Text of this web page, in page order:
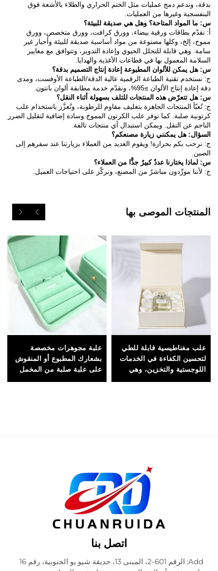
بدقة، وندعم دمج عمليات مثل الختم الحراري والطلاء بالأشعة فوق
البنفسجية وغيرها من العمليات.
س: ما المواد المتاحة؟ وهل هي صديقة للبيئة؟
أ: نقدّم بطاقات ورقية بيضاء، وورق كرافت، وورق متخصص، وورق
مموج، إلخ، وكلها مصنوعة من مواد أساسية صديقة للبيئة وأحبار غير
سامة. وهي قابلة للتحلل الحيوي وإعادة التدوير، وتتوافق مع معايير
السلامة المعمول بها في قطاعات الأغذية والهدايا.
س: هل يمكن للألوان المطبوعة إعادة إنتاج التصميم بدقة؟
ج: نستخدم تقنية الطباعة الرقمية عالية الدقة/الطباعة الأوفست، ومدى
دقة إعادة إنتاج الألوان ≥95%، ونقدّم خدمة مطابقة ألوان بانتون.
س: هل تتعرّض هذه المنتجات للتلف بسهولة أثناء النقل؟
ج: تُعبّأ المنتجات الجاهزة بتغليف مقاوم للرطوبة، وتُعزَّز باستخدام علب
كرتونية صلبة. كما توفر علب الكرتون المموج وسادة إضافية لتقليل الضرر
الناجم عن النقل. ويمكن استبدال أي منتجات تالفة.
السؤال: هل يمكنني زيارة مصنعكم؟
ج: نرحب بكم بحرارة! ويقوم العديد من العملاء بزيارتنا عند سفرهم إلى
الصين.
س: لماذا يختارنا عددٌ كبيرٌ جدًّا من العملاء؟
ج: لأننا مورِّدون مباشرٌ من المصنع، ونركّز على احتياجات العميل.
المنتجات الموصى بها
علب مغناطيسية قابلة للطي
لتحسين الكفاءة في الخدمات
اللوجستية والتخزين، وهي
مثالية لعلامات الأزياء
علبة مجوهرات مخصصة
بشعارك المطبوع أو المنقوش
على علبة صلبة من المخمل
لتعزيز هوية العلامة التجارية
اتصل بنا
Add: الرقم 601-2، المبنى 13، حديقة شيو يو الجنوبية، رقم 16